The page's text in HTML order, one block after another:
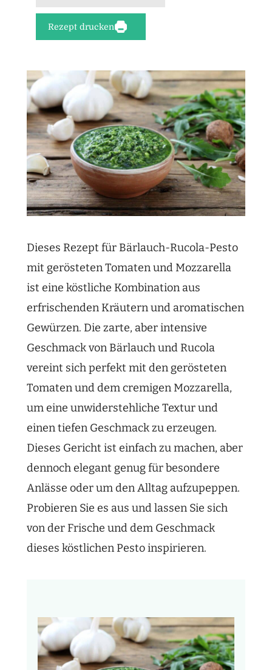
Rezept drucken
Dieses Rezept für Bärlauch-Rucola-Pesto
mit gerösteten Tomaten und Mozzarella
ist eine köstliche Kombination aus
erfrischenden Kräutern und aromatischen
Gewürzen. Die zarte, aber intensive
Geschmack von Bärlauch und Rucola
vereint sich perfekt mit den gerösteten
Tomaten und dem cremigen Mozzarella,
um eine unwiderstehliche Textur und
einen tiefen Geschmack zu erzeugen.
Dieses Gericht ist einfach zu machen, aber
dennoch elegant genug für besondere
Anlässe oder um den Alltag aufzupeppen.
Probieren Sie es aus und lassen Sie sich
von der Frische und dem Geschmack
dieses köstlichen Pesto inspirieren.